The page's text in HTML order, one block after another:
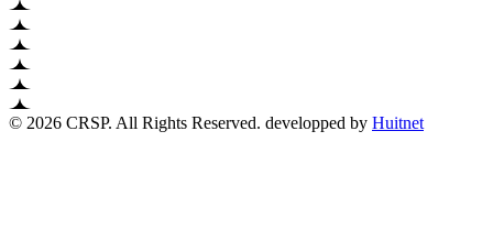
© 2026 CRSP. All Rights Reserved. developped by Huitnet